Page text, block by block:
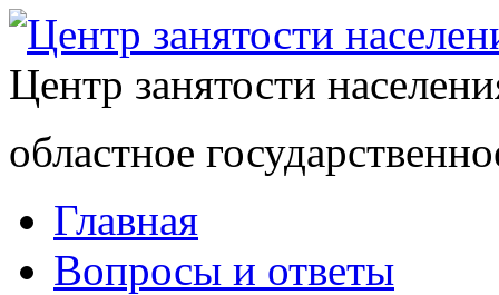
Центр занятости
областное
Главная
Вопросы и ответы